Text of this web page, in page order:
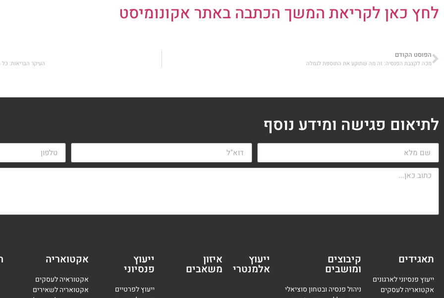
לחץ כאן לקריאת המשך הכתבה באתר אקונומיסט
הפוסט הקודם
מכה לקצבת הפנסיה: זה מה שתוקע את התוספת לגמלה העיקר הבריאות:
לתיאום פגישה ומידע נוסף
תאגידים
ייעוץ פנסיוני לארגונים
אקטואריה לעסקים
קיבוצים
ומושבים
ניהול פנסיה ובטחון סוציאלי
ייעוץ
אלמנטרי
איזון
משאבים
ייעוץ
פנסיוני
ייעוץ לפרטיים
אקטואריה
אקטוראיה לעסקים
אקטואריה לשאירים